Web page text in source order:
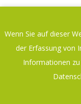
Wenn Sie auf dieser
der Erfassung von
Informationen